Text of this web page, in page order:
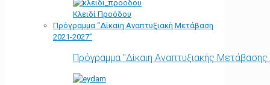
Κλειδί Προόδου
Πρόγραμμα “Δίκαιη Αναπτυξιακή Μετάβαση
2021-2027”
Πρόγραμμα "Δίκαιη Αναπτυξιακής